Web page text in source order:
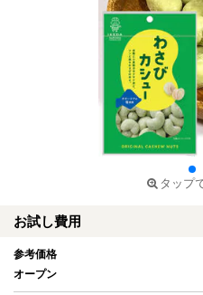
タップ
お試し費用
参考価格
オープン